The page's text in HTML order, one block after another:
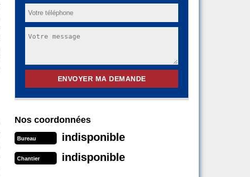
Nos coordonnées
Bureau indisponible
Chantier indisponible